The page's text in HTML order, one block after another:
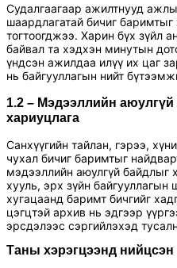
Судалгаагаар ажилтнууд
шаардлагатай бичиг
тогтоогджээ. Харин бүх зүйл
байвал та хэдхэн минутын
үндсэн ажилдаа илүү их цаг
нь байгууллагын нийт
1.2 – Мэдээллийн
хариуцлага
Санхүүгийн тайлан, гэрээ,
чухал бичиг баримтыг
мэдээллийн аюулгүй байдлыг
хууль, эрх зүйн
хугацаанд баримт бичгийг
цэгцтэй архив нь эдгээр
эрсдэлээс сэргийлэхэд
Таны хэрэгцээнд